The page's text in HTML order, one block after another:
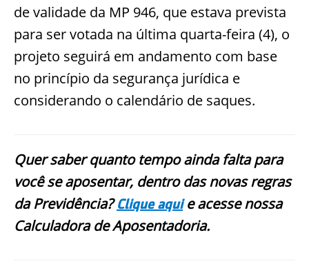
de validade da MP 946, que estava prevista
para ser votada na última quarta-feira (4), o
projeto seguirá em andamento com base
no princípio da segurança jurídica e
considerando o calendário de saques.
Quer saber quanto tempo ainda falta para
você se aposentar, dentro das novas regras
da Previdência?Clique aquie acesse nossa
Calculadora de Aposentadoria.